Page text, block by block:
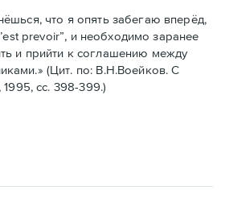
что я опять забегаю вперёд,
prevoir”, и необходимо заранее
и прийти к соглашению между
(Цит. по: В.Н.Воейков. С
сс. 398-399.)